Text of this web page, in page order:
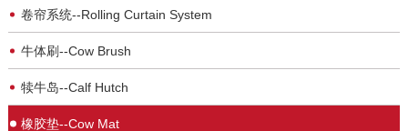
卷帘系统--Rolling Curtain System
牛体刷--Cow Brush
犊牛岛--Calf Hutch
橡胶垫--Cow Mat